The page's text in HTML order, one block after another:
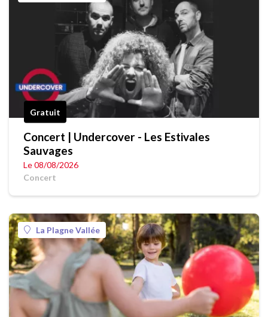
Gratuit
Concert | Undercover - Les Estivales
Sauvages
Le 08/08/2026
Concert
La Plagne Vallée